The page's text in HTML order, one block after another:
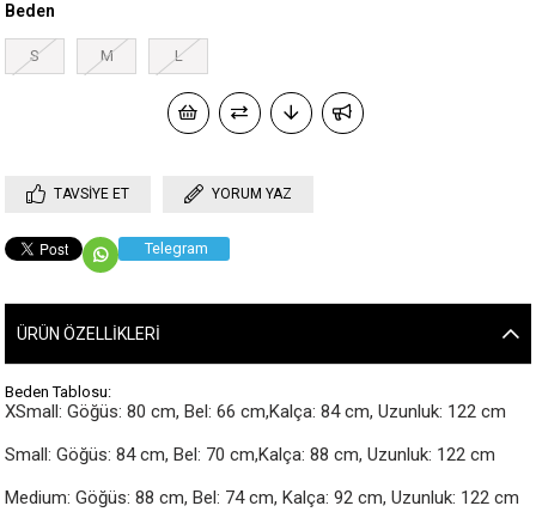
Beden
S M L
TAVSIYE ET YORUM YAZ
Telegram
ÜRÜN ÖZELLIKLERI
Beden Tablosu:
XSmall: Göğüs: 80 cm, Bel: 66 cm,Kalça: 84 cm, Uzunluk: 122 cm
Small: Göğüs: 84 cm, Bel: 70 cm,Kalça: 88 cm, Uzunluk: 122 cm
Medium: Göğüs: 88 cm, Bel: 74 cm, Kalça: 92 cm, Uzunluk: 122 cm